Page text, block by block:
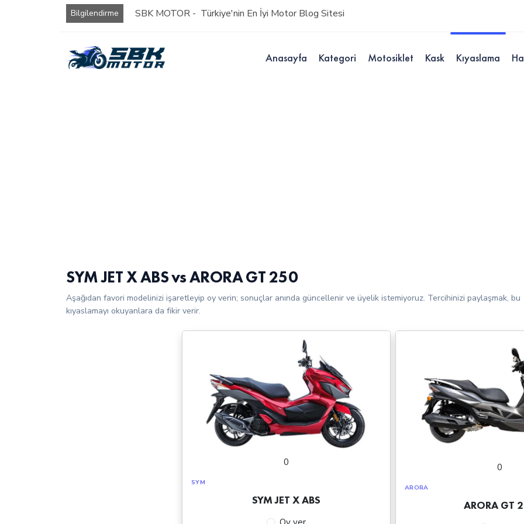
Bilgilendirme SBK MOTOR - Türkiye'nin En İyi Motor Blog Sitesi
Anasayfa Kategori Motosiklet Kask Kıyaslama
SYM JET X ABS vs ARORA GT 250
Aşağıdan favori modelinizi işaretleyip oy verin; sonuçlar anında güncellenir ve üyelik istemiyoruz. Tercihinizi paylaşmak, bu
kıyaslamayı okuyanlara da fikir verir.
0
SYM
SYM JET X ABS
0
ARORA
ARORA GT